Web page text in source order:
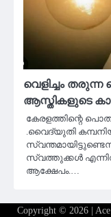
വെളിച്ചം
ആസ്തികളുടെ
കേരളത്തിന്റെ
.വൈദ്യുതി
സ്വത്തുക്കൾ
ആക്ഷേപം.…
Copyright © 2026 |